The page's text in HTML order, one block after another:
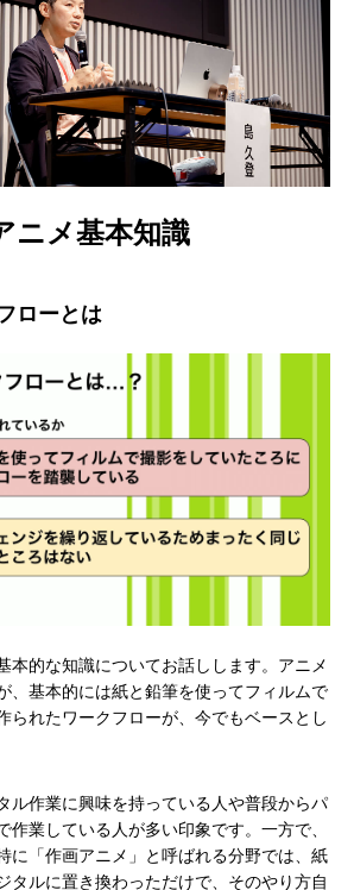
ニメ基本知識
ローとは
本的な知識についてお話しします。アニメ
、基本的には紙と鉛筆を使ってフィルムで
られたワークフローが、今でもベースとし
ル作業に興味を持っている人や普段からパ
作業している人が多い印象です。一方で、
に「作画アニメ」と呼ばれる分野では、紙
タルに置き換わっただけで、そのやり方自